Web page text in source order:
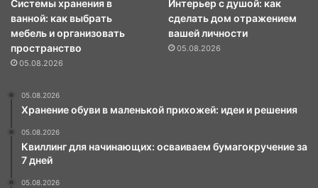
Системы хранения в
ванной: как выбрать
мебель и организовать
пространство
05.08.2026
Интерьер с душой: как
сделать дом отражением
вашей личности
05.08.2026
05.08.2026
Хранение обуви в маленькой прихожей: идеи и решения
05.08.2026
Квиллинг для начинающих: осваиваем бумагокручение за
7 дней
05.08.2026